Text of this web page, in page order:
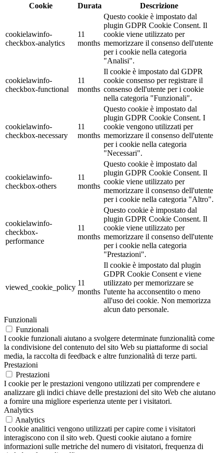
Cookie
Durata Descrizione
cookielawinfo-
checkbox-analytics
11
months
Questo cookie è impostato dal
plugin GDPR Cookie Consent. Il
cookie viene utilizzato per
memorizzare il consenso dell'utente
per i cookie nella categoria
"Analisi".
cookielawinfo-
checkbox-functional
11
months
Il cookie è impostato dal GDPR
cookie consenso per registrare il
consenso dell'utente per i cookie
nella categoria "Funzionali".
cookielawinfo-
checkbox-necessary
11
months
Questo cookie è impostato dal
plugin GDPR Cookie Consent. I
cookie vengono utilizzati per
memorizzare il consenso dell'utente
per i cookie nella categoria
"Necessari".
cookielawinfo-
checkbox-others
11
months
Questo cookie è impostato dal
plugin GDPR Cookie Consent. Il
cookie viene utilizzato per
memorizzare il consenso dell'utente
per i cookie nella categoria "Altro".
cookielawinfo-
checkbox-
performance
11
months
Questo cookie è impostato dal
plugin GDPR Cookie Consent. Il
cookie viene utilizzato per
memorizzare il consenso dell'utente
per i cookie nella categoria
"Prestazioni".
viewed_cookie_policy
11
months
Il cookie è impostato dal plugin
GDPR Cookie Consent e viene
utilizzato per memorizzare se
l'utente ha acconsentito o meno
all'uso dei cookie. Non memorizza
alcun dato personale.
Funzionali
Funzionali
I cookie funzionali aiutano a svolgere determinate funzionalità come
la condivisione del contenuto del sito Web su piattaforme di social
media, la raccolta di feedback e altre funzionalità di terze parti.
Prestazioni
Prestazioni
I cookie per le prestazioni vengono utilizzati per comprendere e
analizzare gli indici chiave delle prestazioni del sito Web che aiutano
a fornire una migliore esperienza utente per i visitatori.
Analytics
Analytics
I cookie analitici vengono utilizzati per capire come i visitatori
interagiscono con il sito web. Questi cookie aiutano a fornire
informazioni sulle metriche del numero di visitatori, frequenza di